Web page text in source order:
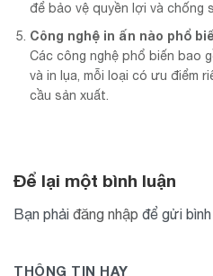
để bảo vệ quyền lợi và chống
Công nghệ in ấn nào phổ
Các công nghệ phổ biến bao
và in lụa, mỗi loại có ưu điểm
cầu sản xuất.
Để lại một bình luận
Bạn phải đăng nhập để gửi bình
THÔNG TIN HAY